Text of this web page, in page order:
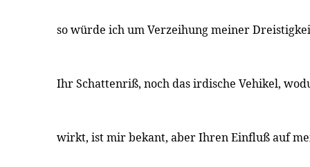
so würde ich um Verzeihung meiner
Ihr Schattenriß, noch das irdische Vehikel,
wirkt, ist mir bekant, aber Ihren Einfluß auf